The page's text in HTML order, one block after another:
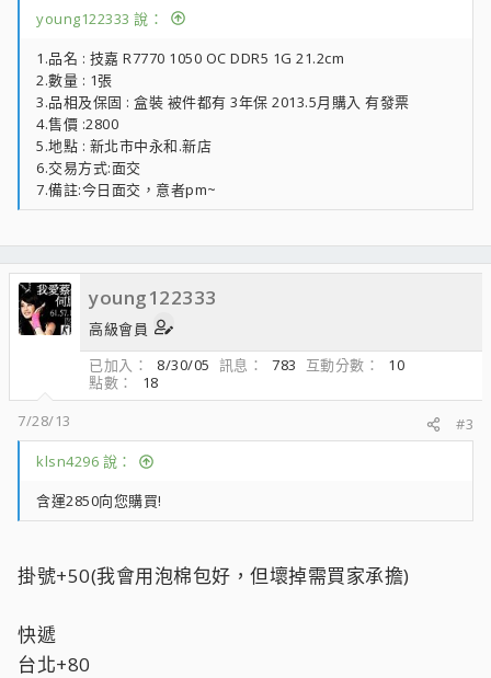
young122333 說：
1.品名 : 技嘉 R7770 1050 OC DDR5 1G 21.2cm
2.數量 : 1張
3.品相及保固 : 盒裝 被件都有 3年保 2013.5月購入 有發票
4.售價 :2800
5.地點 : 新北市中永和.新店
6.交易方式:面交
7.備註:今日面交，意者pm~
young122333
高級會員
已加入
8/30/05 訊息 783 互動分數
10
點數
18
7/28/13
#3
klsn4296 說：
含運2850向您購買!
掛號+50(我會用泡棉包好，但壞掉需買家承擔)
快遞
台北+80